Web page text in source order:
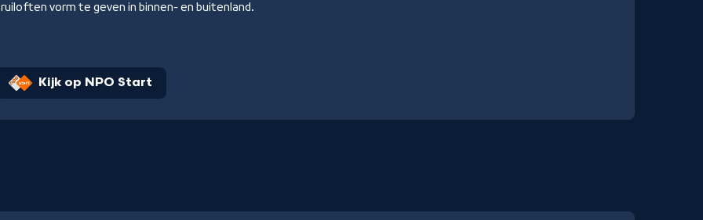
vorm te geven in binnen- en buitenland.
Kijk op NPO Start